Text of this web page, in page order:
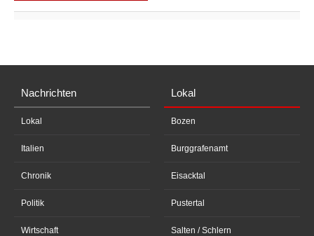
Nachrichten
Lokal
Italien
Chronik
Politik
Wirtschaft
Lokal
Bozen
Burggrafenamt
Eisacktal
Pustertal
Salten / Schlern